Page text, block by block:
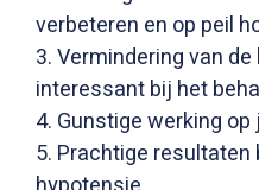
verbeteren en op peil
3. Vermindering van
interessant bij het
4. Gunstige werking op
5. Prachtige